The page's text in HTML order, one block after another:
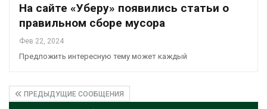
На сайте «Уберу» появились статьи о
правильном сборе мусора
Фев 22, 2024
Предложить интересную тему может каждый
ПРЕДЫДУЩИЕ СООБЩЕНИЯ